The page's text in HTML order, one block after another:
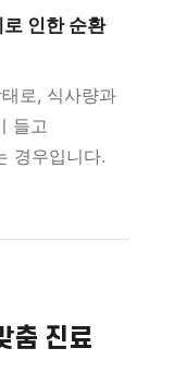
인한 순환
로, 식사량과
들고
경우입니다.
춤 진료